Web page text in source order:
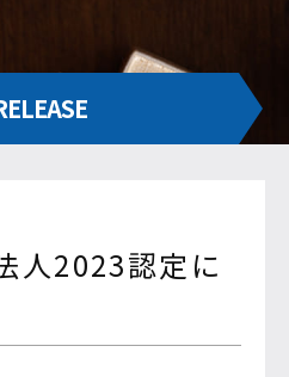
人2023認定に